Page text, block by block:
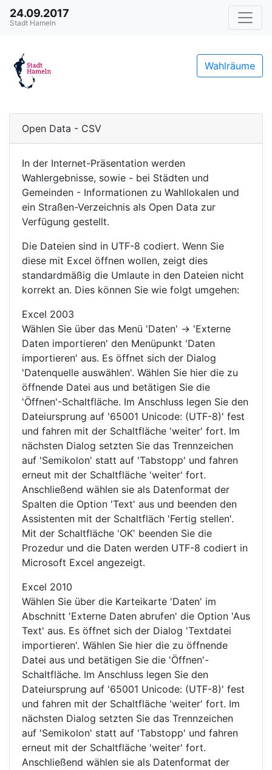
24.09.2017
Stadt Hameln
Wahlräume
Open Data - CSV
In der Internet-Präsentation werden
Wahlergebnisse, sowie - bei Städten und
Gemeinden - Informationen zu Wahllokalen und
ein Straßen-Verzeichnis als Open Data zur
Verfügung gestellt.
Die Dateien sind in UTF-8 codiert. Wenn Sie
diese mit Excel öffnen wollen, zeigt dies
standardmäßig die Umlaute in den Dateien nicht
korrekt an. Dies können Sie wie folgt umgehen:
Excel 2003
Wählen Sie über das Menü 'Daten' -> 'Externe
Daten importieren' den Menüpunkt 'Daten
importieren' aus. Es öffnet sich der Dialog
'Datenquelle auswählen'. Wählen Sie hier die zu
öffnende Datei aus und betätigen Sie die
'Öffnen'-Schaltfläche. Im Anschluss legen Sie den
Dateiursprung auf '65001 Unicode: (UTF-8)' fest
und fahren mit der Schaltfläche 'weiter' fort. Im
nächsten Dialog setzten Sie das Trennzeichen
auf 'Semikolon' statt auf 'Tabstopp' und fahren
erneut mit der Schaltfläche 'weiter' fort.
Anschließend wählen sie als Datenformat der
Spalten die Option 'Text' aus und beenden den
Assistenten mit der Schaltfläch 'Fertig stellen'.
Mit der Schaltfläche 'OK' beenden Sie die
Prozedur und die Daten werden UTF-8 codiert in
Microsoft Excel angezeigt.
Excel 2010
Wählen Sie über die Karteikarte 'Daten' im
Abschnitt 'Externe Daten abrufen' die Option 'Aus
Text' aus. Es öffnet sich der Dialog 'Textdatei
importieren'. Wählen Sie hier die zu öffnende
Datei aus und betätigen Sie die 'Öffnen'-
Schaltfläche. Im Anschluss legen Sie den
Dateiursprung auf '65001 Unicode: (UTF-8)' fest
und fahren mit der Schaltfläche 'weiter' fort. Im
nächsten Dialog setzten Sie das Trennzeichen
auf 'Semikolon' statt auf 'Tabstopp' und fahren
erneut mit der Schaltfläche 'weiter' fort.
Anschließend wählen sie als Datenformat der